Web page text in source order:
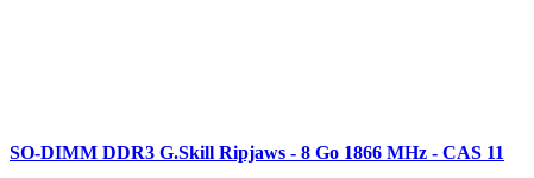
SO-DIMM DDR3 G.Skill Ripjaws - 8 Go 1866 MHz - CAS 11